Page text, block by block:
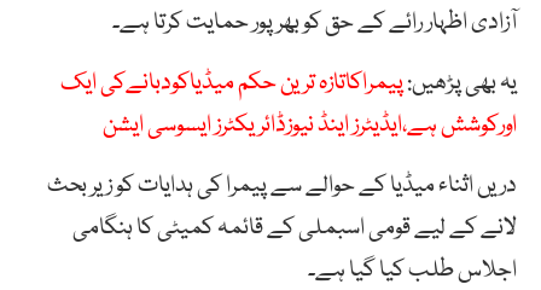
آزادی اظہار رائے کے حق کو بھرپور حمایت کرتا ہے۔
یہ بھی پڑھیں:پیمراکاتازہ ترین حکم میڈیاکودبانےکی ایک
اورکوشش ہے،ایڈیٹرز اینڈ نیوزڈائریکٹرز ایسوسی ایشن
دریں اثناء میڈیا کے حوالے سے پیمرا کی ہدایات کو زیر بحث
لانے کے لیے قومی اسبملی کے قائمہ کمیٹی کا ہنگامی
اجلاس طلب کیا گیا ہے۔